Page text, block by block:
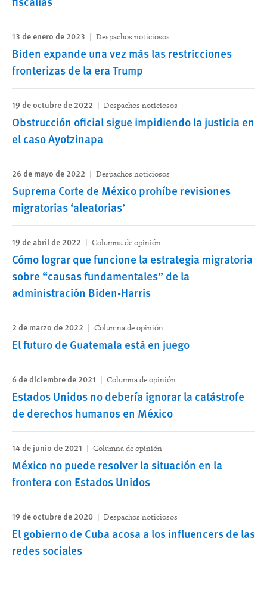
13 de enero de 2023 Despachos noticiosos
Biden expande una vez más las restricciones
fronterizas de la era Trump
19 de octubre de 2022 Despachos noticiosos
Obstrucción oficial sigue impidiendo la justicia en
el caso Ayotzinapa
26 de mayo de 2022 Despachos noticiosos
Suprema Corte de México prohíbe revisiones
migratorias ‘aleatorias’
19 de abril de 2022 Columna de opinión
Cómo lograr que funcione la estrategia migratoria
sobre “causas fundamentales” de la
administración Biden-Harris
2 de marzo de 2022 Columna de opinión
El futuro de Guatemala está en juego
6 de diciembre de 2021 Columna de opinión
Estados Unidos no debería ignorar la catástrofe
de derechos humanos en México
14 de junio de 2021 Columna de opinión
México no puede resolver la situación en la
frontera con Estados Unidos
19 de octubre de 2020 Despachos noticiosos
El gobierno de Cuba acosa a los influencers de las
redes sociales